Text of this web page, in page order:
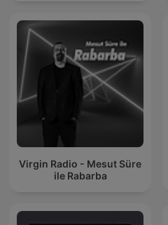
Virgin Radio - Mesut Süre
ile Rabarba